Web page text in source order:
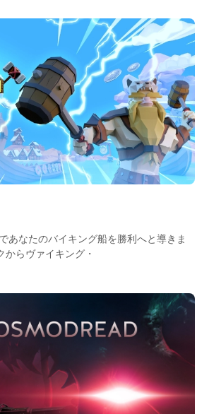
あなたのバイキング船を勝利へと導きま
からヴァイキング・